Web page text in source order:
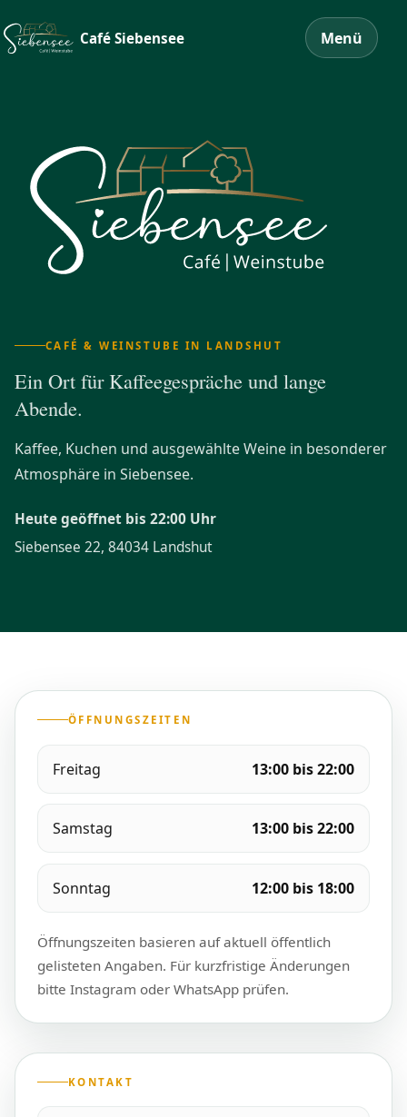
Café Siebensee Menü
Café Siebensee
CAFÉ & WEINSTUBE IN LANDSHUT
Ein Ort für Kaffeegespräche und lange
Abende.
Kaffee, Kuchen und ausgewählte Weine in besonderer
Atmosphäre in Siebensee.
Heute geöffnet bis 22:00 Uhr
Siebensee 22, 84034 Landshut
ÖFFNUNGSZEITEN
Freitag 13:00 bis 22:00
Samstag 13:00 bis 22:00
Sonntag 12:00 bis 18:00
Öffnungszeiten basieren auf aktuell öffentlich
gelisteten Angaben. Für kurzfristige Änderungen
bitte Instagram oder WhatsApp prüfen.
KONTAKT